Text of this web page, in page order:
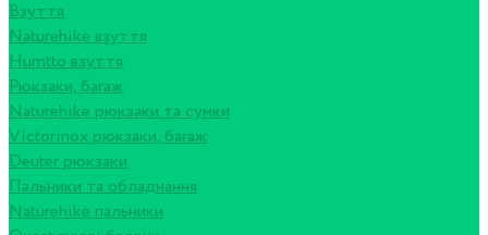
Взуття
Naturehike взуття
Humtto взуття
Рюкзаки, багаж
Naturehike рюкзаки та сумки
Victorinox рюкзаки, багаж
Deuter рюкзаки
Пальники та обладнання
Naturehike пальники